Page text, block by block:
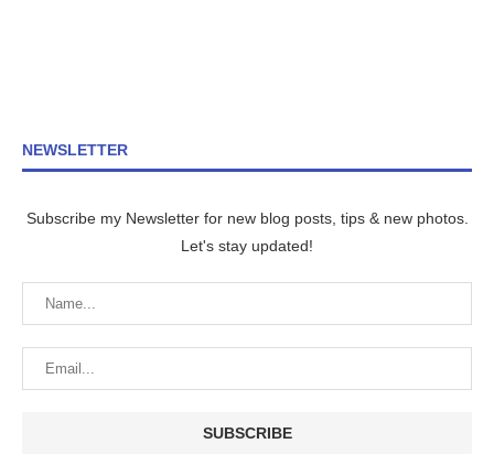
NEWSLETTER
Subscribe my Newsletter for new blog posts, tips & new photos.
Let's stay updated!